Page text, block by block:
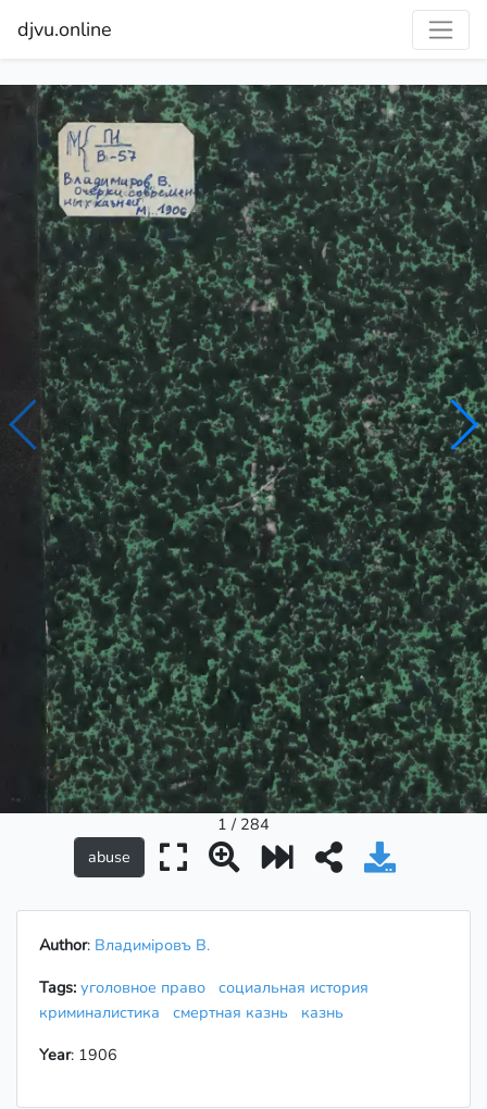
djvu.online
1 / 284
Author: Владиміровъ В.
Tags: уголовное право социальная история
криминалистика
смертная казнь
казнь
Year: 1906